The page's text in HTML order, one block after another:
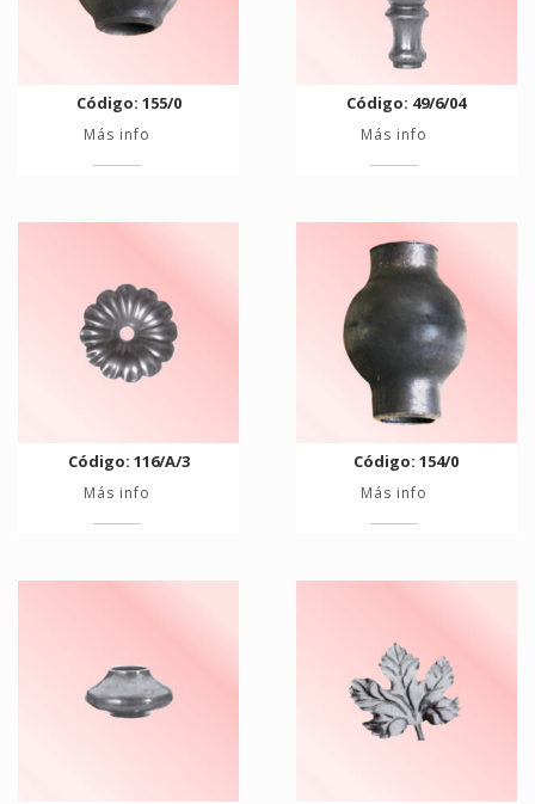
Código: 155/0
Más info
Código: 49/6/04
Más info
Código: 116/A/3
Más info
Código: 154/0
Más info